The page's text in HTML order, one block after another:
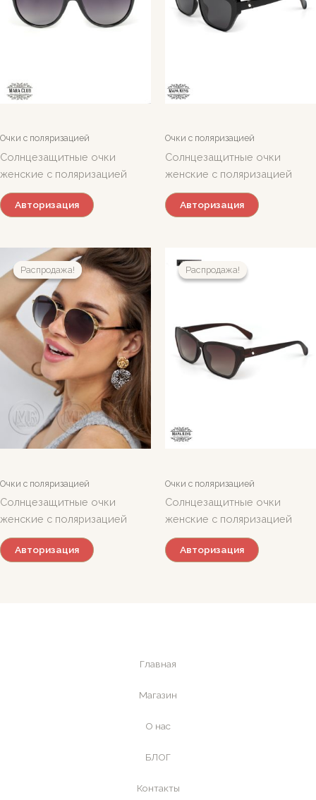
Очки с поляризацией
Солнцезащитные очки
женские с поляризацией
Авторизация
Очки с поляризацией
Солнцезащитные очки
женские с поляризацией
Авторизация
Распродажа!
Распродажа!
Очки с поляризацией
Солнцезащитные очки
женские с поляризацией
Авторизация
Распродажа!
Распродажа!
Очки с поляризацией
Солнцезащитные очки
женские с поляризацией
Авторизация
Главная
Магазин
О нас
БЛОГ
Контакты